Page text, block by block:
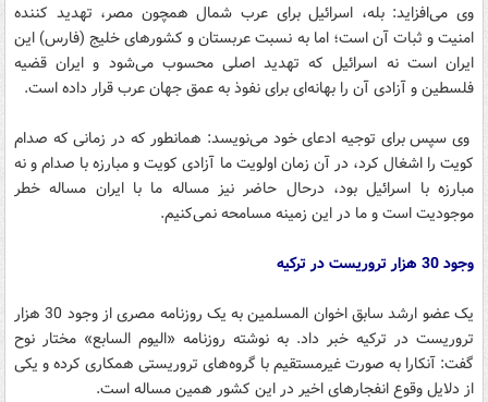
وی می‌افزاید: بله، اسرائیل برای عرب شمال همچون مصر، تهدید کننده
امنیت و ثبات آن است؛ اما به نسبت عربستان و کشورهای خلیج (فارس) این
ایران است نه اسرائیل که تهدید اصلی محسوب می‌شود و ایران قضیه
فلسطین و آزادی آن را بهانه‌ای برای نفوذ به عمق جهان عرب قرار داده است.
وی سپس برای توجیه ادعای خود می‌نویسد: همانطور که در زمانی که صدام
کویت را اشغال کرد، در آن زمان اولویت ما آزادی کویت و مبارزه با صدام و نه
مبارزه با اسرائیل بود، درحال حاضر نیز مساله ما با ایران مساله خطر
موجودیت است و ما در این زمینه مسامحه نمی‌کنیم.
وجود 30 هزار تروریست در ترکیه
یک عضو ارشد سابق اخوان المسلمین به یک روزنامه مصری از وجود 30 هزار
تروریست در ترکیه خبر داد. به نوشته روزنامه «الیوم السابع» مختار نوح
گفت:‌ آنکارا به صورت غیرمستقیم با گروه‌های تروریستی همکاری کرده و یکی
از دلایل وقوع انفجارهای اخیر در این کشور همین مساله است.